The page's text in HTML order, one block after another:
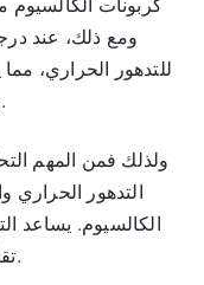
كربونات
ومع ذلك، عند
للتدهور الحراري،
ومساحة السطح، وغيرها من الخصائص.
ولذلك فمن المهم
التدهور
الكالسيوم. يساعد
تقليل استهلاك الطاقة ومنع تلف المعدات.